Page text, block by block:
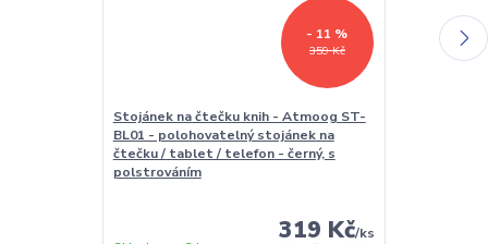
359 Kč
- 11 %
Stojánek na čtečku knih - Atmoog ST-
BL01 - polohovatelný stojánek na
čtečku / tablet / telefon - černý, s
polstrováním
319 Kč/ks